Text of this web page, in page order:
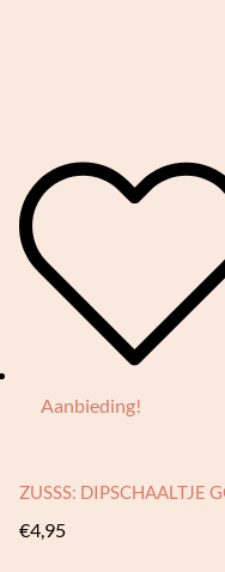
ZUSSS: DIPSCHAALTJE
€4,95
Aanbieding!